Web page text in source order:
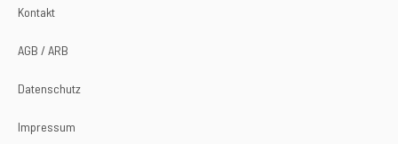
Kontakt
AGB / ARB
Datenschutz
Impressum